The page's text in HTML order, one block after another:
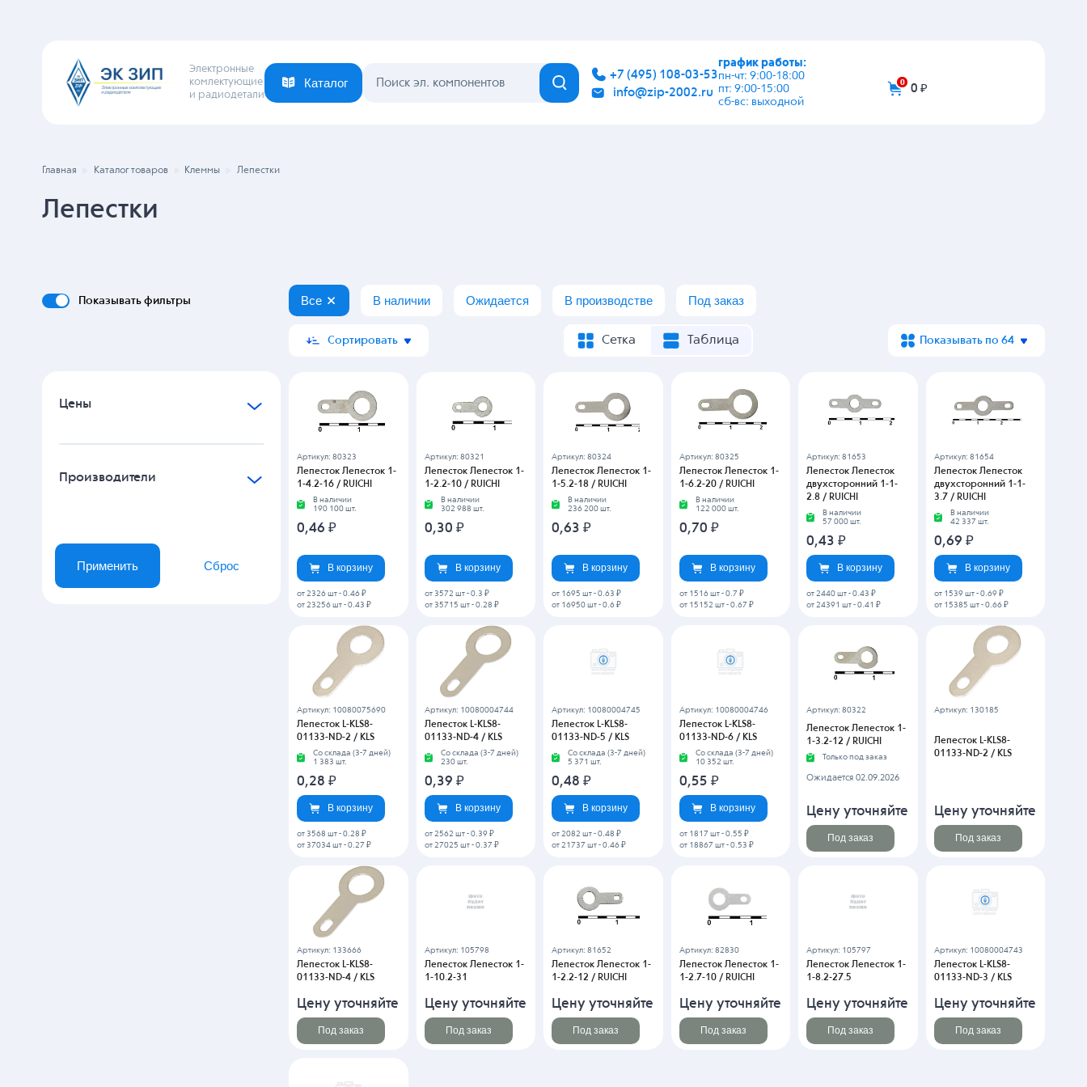
и радиодетали
info@zip-2002.ru
Каталог Ваша отрасль Новости Покупателю Контакты
0 0 ₽
Лепестки
Все
Лепесток Лепесток 1-
1-4.2-16 / RUICHI
В наличии
190 100 шт.
0,46 ₽
В корзину
от 2326 шт-0.46 ₽
от 23256 шт - 0.43 ₽
Лепесток Лепесток 1-
1-2.2-10 / RUICHI
В наличии
302 988 шт.
0,30 ₽
В корзину
от 3572 шт-0.3 ₽
от 35715 шт -0.28 ₽
Лепесток Лепесток 1-
1-5.2-18 / RUICHI
В наличии
236 200 шт.
0,63₽
В корзину
от 1695 шт-0.63 ₽
от 16950 шт - 0.6 ₽
Лепесток Лепесток 1-
1-6.2-20 / RUICHI
В наличии
122 000 шт.
0,70 ₽
В корзину
от 1516 шт-0.7 ₽
от 15152 шт -0.67 ₽
Лепесток Лепесток
двухсторонний 1-1-
2.8 / RUICHI
В наличии
57 000 шт.
0,43₽
В корзину
от 2440 шт-0.43 ₽
от 24391 шт - 0.41 ₽
Лепесток Лепесток
двухсторонний 1-1-
3.7 / RUICHI
В наличии
42 337 шт.
0,69₽
В корзину
от 1539 шт-0.69 ₽
от 15385 шт -0.66 ₽
Артикул: 10080075690
Лепесток L-KLS8-
01133-ND-2 / KLS
Со склада (3-7 дней)
1 383 шт.
0,28₽
В корзину
от 3568 шт-0.28 ₽
от 37034 шт - 0.27 ₽
Артикул: 10080004744
Лепесток L-KLS8-
01133-ND-4 / KLS
Со склада (3-7 дней)
230 шт.
0,39₽
В корзину
от 2562 шт-0.39 ₽
от 27025 шт -0.37 ₽
Лепесток L-KLS8-
01133-ND-5 / KLS
Со склада (3-7 дней)
5 371 шт.
0,48 ₽
В корзину
от 2082 шт-0.48 ₽
от 21737 шт - 0.46 ₽
Лепесток L-KLS8-
01133-ND-6 / KLS
Со склада (3-7 дней)
10 352 шт.
0,55₽
В корзину
от 1817 шт-0.55 ₽
от 18867 шт -0.53 ₽
Лепесток Лепесток 1-
1-3.2-12 / RUICHI
Только под заказ
Ожидается 02.09.2026
Под заказ
Артикул: 130185
01133-ND-2 / KLS
Под заказ
Артикул: 133666
Лепесток L-KLS8-
01133-ND-4 / KLS
Под заказ
Лепесток Лепесток 1-
1-10.2-31
Под заказ
Лепесток Лепесток 1-
1-2.2-12 / RUICHI
Под заказ
Лепесток Лепесток 1-
1-2.7-10 / RUICHI
Под заказ
Лепесток Лепесток 1-
1-8.2-27.5
Под заказ
Лепесток L-KLS8-
01133-ND-3 / KLS
Под заказ